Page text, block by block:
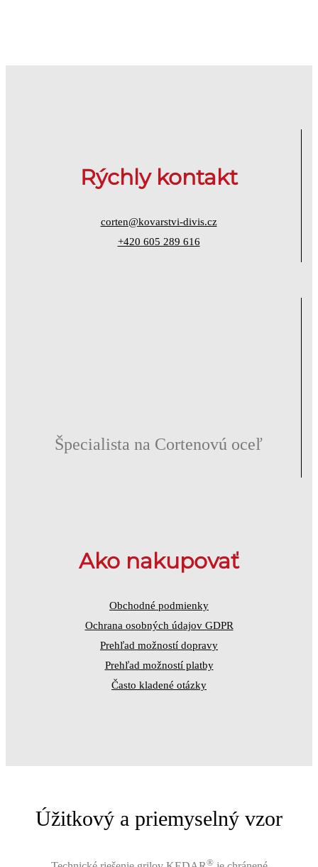
Rýchly kontakt
corten@kovarstvi-divis.cz
+420 605 289 616
Špecialista na Cortenovú oceľ
Ako nakupovať
Obchodné podmienky
Ochrana osobných údajov GDPR
Prehľad možností dopravy
Prehľad možností platby
Často kladené otázky
Úžitkový a priemyselný vzor
®